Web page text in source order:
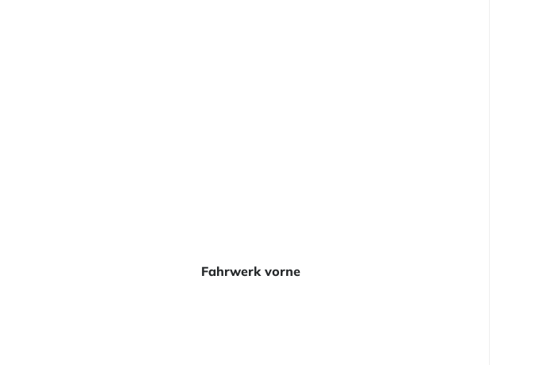
Fahrwerk vorne